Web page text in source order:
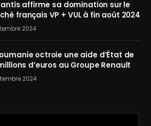
affirme sa domination sur le
français VP + VUL à fin août 2024
2024
octroie une aide d’État de
d’euros au Groupe Renault
2024